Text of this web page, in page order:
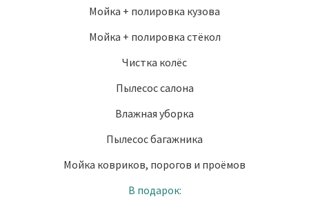
Мойка + полировка кузова
Мойка + полировка стёкол
Чистка колёс
Пылесос салона
Влажная уборка
Пылесос багажника
Мойка ковриков, порогов и проёмов
В подарок: